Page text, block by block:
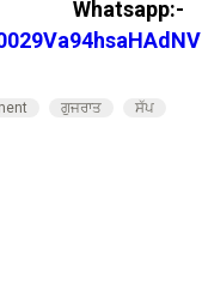
ਗੁਜਰਾਤ
ਸੱਪ